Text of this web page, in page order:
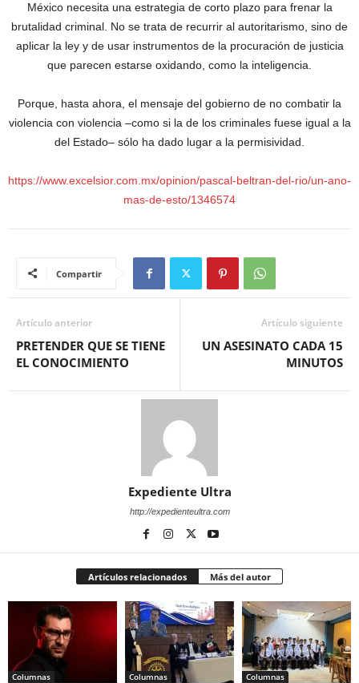
México necesita una estrategia de corto plazo para frenar la
brutalidad criminal. No se trata de recurrir al autoritarismo, sino de
aplicar la ley y de usar instrumentos de la procuración de justicia
que parecen estarse oxidando, como la inteligencia.
Porque, hasta ahora, el mensaje del gobierno de no combatir la
violencia con violencia –como si la de los criminales fuese igual a la
del Estado– sólo ha dado lugar a la permisividad.
https://www.excelsior.com.mx/opinion/pascal-beltran-del-rio/un-ano-
mas-de-esto/1346574
Compartir
Artículo anterior
PRETENDER QUE SE TIENE
EL CONOCIMIENTO
Artículo siguiente
UN ASESINATO CADA 15
MINUTOS
Expediente Ultra
http://expedienteultra.com
Artículos relacionados Más del autor
Columnas Columnas Columnas